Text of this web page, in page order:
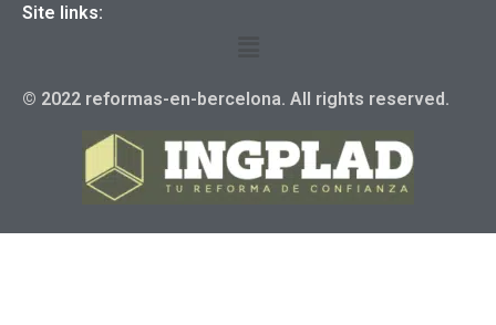
Site links:
© 2022 reformas-en-bercelona. All rights reserved.